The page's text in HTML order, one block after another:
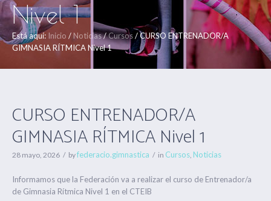
Nivel 1
Está aquí: Inicio / Noticias/Cursos/CURSO ENTRENADOR/A
GIMNASIA RÍTMICA Nivel 1
CURSO ENTRENADOR/A
GIMNASIA RÍTMICA Nivel 1
28 mayo, 2026 byfederacio.gimnastica in Cursos, Noticias
Informamos que la Federación va a realizar el curso de Entrenador/a
de Gimnasia Rítmica Nivel 1 en el CTEIB